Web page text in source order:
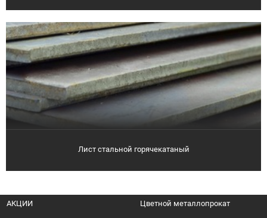
Лист стальной горячекатаный
АКЦИИ Цветной металлопрокат